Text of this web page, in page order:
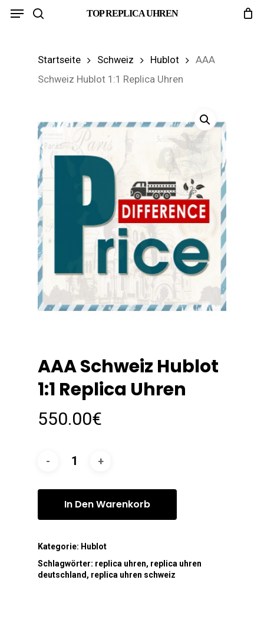
Skip
TOP REPLICA UHREN
Menu
Startseite Schweiz Hublot
AAA
Schweiz Hublot 1:1 Replica Uhren
AAA Schweiz Hublot
1:1 Replica Uhren
550.00€
In Den Warenkorb
Kategorie: Hublot
Schlagwörter: replica uhren, replica uhren
deutschland , replica uhren schweiz